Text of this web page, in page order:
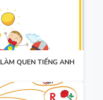
QUEN TIẾNG ANH